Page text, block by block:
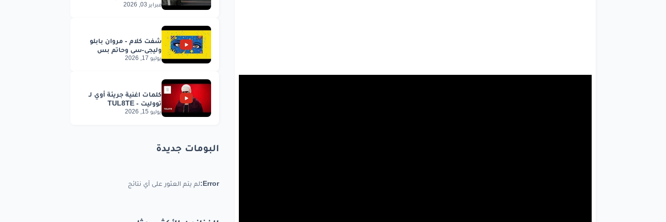
فبراير 03, 2026
يوليو 17, 2026
يوليو 15, 2026
البومات جديدة
Error: لم يتم العثور على أي نتائج